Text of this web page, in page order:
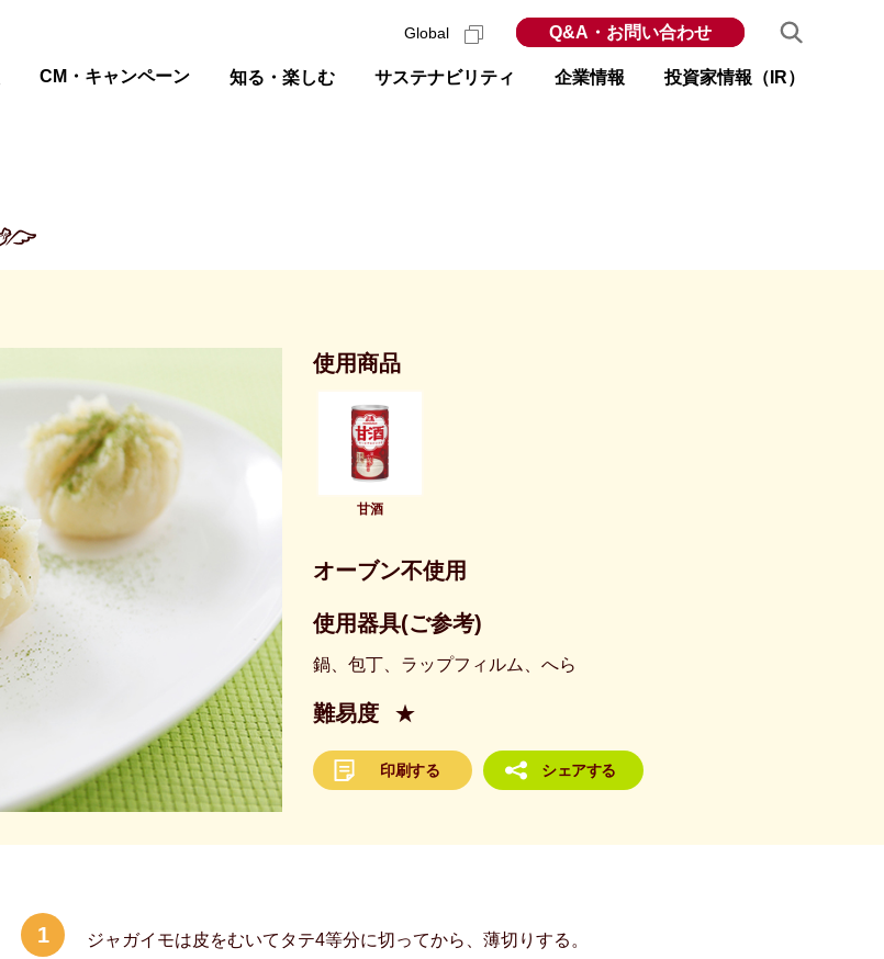
CM・キャンペーン 知る・楽しむ サステナビリティ 企業情報 投資家情報（IR）
Global Q&A・お問い合わせ
使用商品
甘酒
オーブン不使用
使用器具(ご参考)
鍋、包丁、ラップフィルム、へら
難易度 ★
印刷する シェアする
1 ジャガイモは皮をむいてタテ4等分に切ってから、薄切りする。